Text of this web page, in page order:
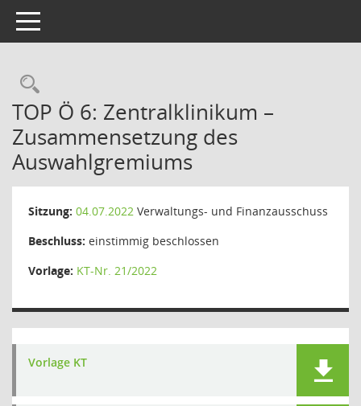
Toggle navigation
Rechercheauswahl
TOP Ö 6: Zentralklinikum –
Zusammensetzung des
Auswahlgremiums
Sitzung: 04.07.2022 Verwaltungs- und Finanzausschuss
Beschluss: einstimmig beschlossen
Vorlage: KT-Nr. 21/2022
Vorlage KT